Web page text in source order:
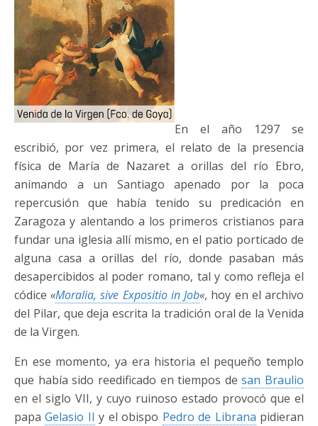
En el año 1297 se
escribió, por vez primera, el relato de la presencia
física de María de Nazaret a orillas del río Ebro,
animando a un Santiago apenado por la poca
repercusión que había tenido su predicación en
Zaragoza y alentando a los primeros cristianos para
fundar una iglesia allí mismo, en el patio porticado de
alguna casa a orillas del río, donde pasaban más
desapercibidos al poder romano, tal y como refleja el
códice«Moralia, sive Expositio in Job«, hoy en el archivo
del Pilar, que deja escrita la tradición oral de la Venida
de la Virgen.
En ese momento, ya era historia el pequeño templo
que había sido reedificado en tiempos desan Braulio
en el siglo VII, y cuyo ruinoso estado provocó que el
papaGelasio II y el obispo Pedro de Librana pidieran